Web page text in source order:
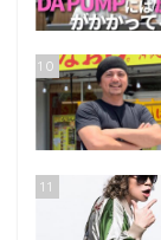
10
11